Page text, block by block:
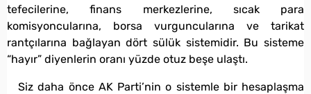
tefecilerine, finans merkezlerine, sıcak para
komisyoncularına, borsa vurguncularına ve tarikat
rantçılarına bağlayan dört sülük sistemidir. Bu sisteme
“hayır” diyenlerin oranı yüzde otuz beşe ulaştı.
Siz daha önce AK Parti’nin o sistemle bir hesaplaşma